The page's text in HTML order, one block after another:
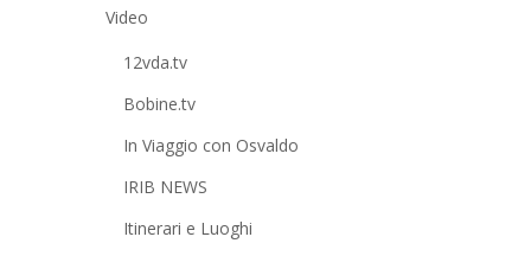
Video
12vda.tv
Bobine.tv
In Viaggio con Osvaldo
IRIB NEWS
Itinerari e Luoghi